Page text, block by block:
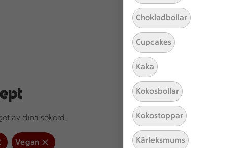
Chokladbollar
Cupcakes
Kaka
Kokosbollar
Kokostoppar
Kärleksmums
av dina sökord.
Vegan